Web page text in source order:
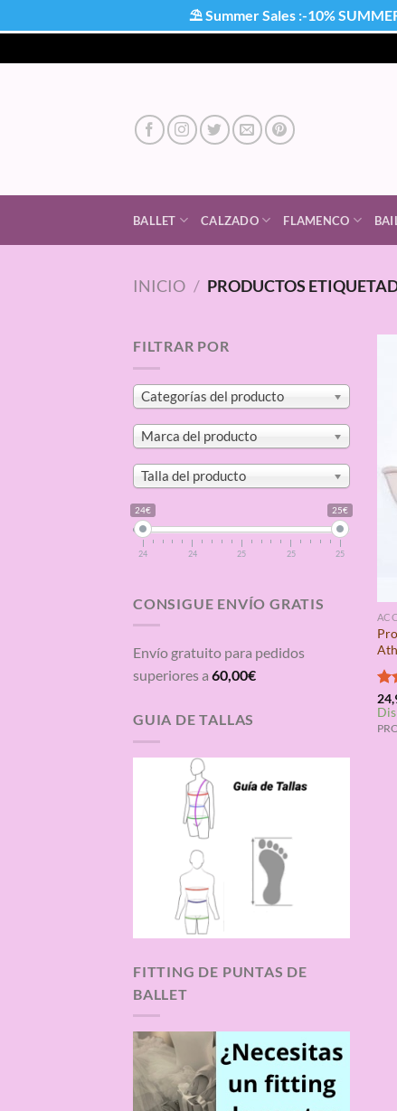
al
BALLET CALZADO FLAMENCO
INICIO / PRODUCTOS
FILTRAR POR
Categorías del producto
Marca del producto
Talla del producto
24€ 25€
24 24 25 25 25
CONSIGUE ENVÍO GRATIS
Envío gratuito para pedidos
superiores a 60,00€
GUIA DE TALLAS
FITTING DE PUNTAS DE
BALLET
de
⛱ Summer Sales :-10%